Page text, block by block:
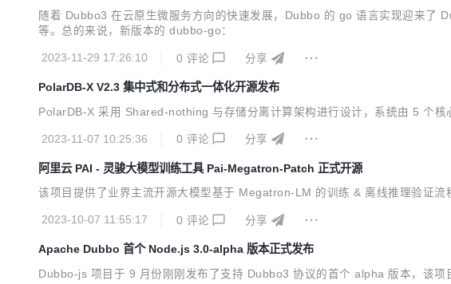
随着 Dubbo3 在云原生微服务方向的快速发展，Dubbo 的 go 语言实现迎来了
等。总的来说，新版本的 dubbo-go：
2023-11-29 17:26:10 0 评论 分享
PolarDB-X V2.3 集中式和分布式一体化开源发布
PolarDB-X 采用 Shared-nothing 与存储分离计算架构进行设计，系统由 5 个核
2023-11-07 10:25:36 0 评论 分享
阿里云 PAI - 灵骏大模型训练工具 Pai-Megatron-Patch 正式开源
该项目提供了业界主流开源大模型基于 Megatron-LM 的训练 & 离线推理验证流
2023-10-07 11:55:17 0 评论 分享
Apache Dubbo 首个 Node.js 3.0-alpha 版本正式发布
Dubbo-js 项目于 9 月份刚刚发布了支持 Dubbo3 协议的首个 alpha 版本，该